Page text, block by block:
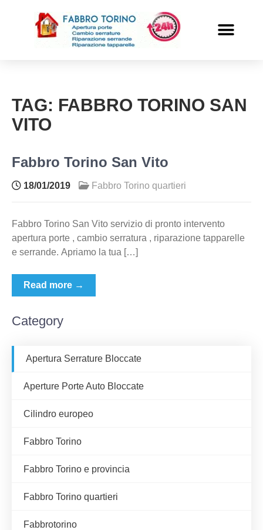
TAG: FABBRO TORINO SAN
VITO
Fabbro Torino San Vito
18/01/2019 Fabbro Torino quartieri
Fabbro Torino San Vito servizio di pronto intervento
apertura porte , cambio serratura , riparazione tapparelle
e serrande. Apriamo la tua […]
Read more →
Category
Apertura Serrature Bloccate
Aperture Porte Auto Bloccate
Cilindro europeo
Fabbro Torino
Fabbro Torino e provincia
Fabbro Torino quartieri
Fabbrotorino